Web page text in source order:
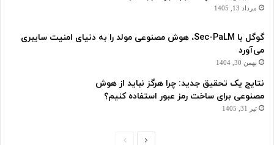
مرداد 13, 1405
گوگل با Sec-PaLM، هوش مصنوعی مولد را به دنیای امنیت سایبری
می‌آورد
بهمن 30, 1404
نتایج یک تحقیق جدید: چرا هرگز نباید از هوش
مصنوعی برای ساخت رمز عبور استفاده کنیم؟
تیر 31, 1405
صفحه
صفحه